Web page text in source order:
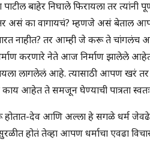
बाहेर निघाले फिरायला तर
असं का वागायचं? म्हणजे असं बेताल
नाहीत? तर आम्ही जे करू ते
करणारे नेते आज निर्माण झालेले
लागलेलं आहे. त्यासाठी आपण खरं
आहेत ते समजून घेण्याची पात्रता
होतात-देव आणि अल्ला हे सगळे धर्म
होतं तेव्हा आपण धर्माचा एवढा